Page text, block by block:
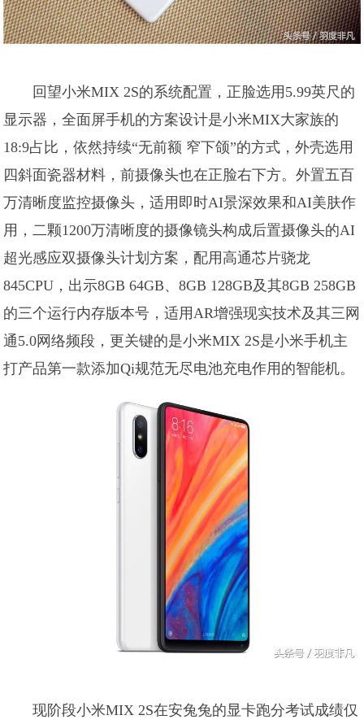
回望小米MIX 2S的系统配置，正脸选用5.99英尺的
显示器，全面屏手机的方案设计是小米MIX大家族的
18:9占比，依然持续“无前额 窄下颌”的方式，外壳选用
四斜面瓷器材料，前摄像头也在正脸右下方。外置五百
万清晰度监控摄像头，适用即时AI景深效果和AI美肤作
用，二颗1200万清晰度的摄像镜头构成后置摄像头的AI
超光感应双摄像头计划方案，配用高通芯片骁龙
845CPU，出示8GB 64GB、8GB 128GB及其8GB 258GB
的三个运行内存版本号，适用AR增强现实技术及其三网
通5.0网络频段，更关键的是小米MIX 2S是小米手机主
打产品第一款添加Qi规范无尽电池充电作用的智能机。
现阶段小米MIX 2S在安兔兔的显卡跑分考试成绩仅